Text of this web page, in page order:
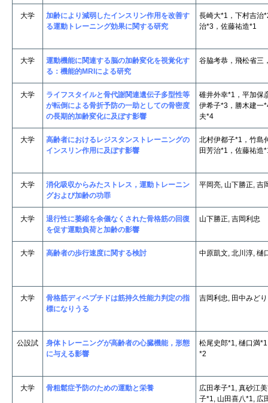
大学
加齢により減弱したインスリン作用を改善す
る運動トレーニング効果に関する研究
長崎大*1，下村吉治
治*3，佐藤祐造*1
大学
運動機能に関連する脳の加齢変化を視覚化す
る：機能的MRIによる研究
谷脇考恭，飛松省三
大学
ライフスタイルと骨代謝関連遺伝子多型性等
が転倒による骨折予防の一助としての骨密度
の長期的加齢変化に及ぼす影響
碓井外幸*1，平加保
伊希子*3，勝木建一
夫*4
大学
高齢者におけるレジスタンストレーニングの
インスリン作用に及ぼす影響
北村伊都子*1，竹島
田芳治*1，佐藤祐造
大学
消化吸収からみたストレス，運動トレーニン
グおよび加齢の功罪
平岡亮, 山下勝正, 吉
大学
退行性に萎縮を余儀なくされた骨格筋の回復
を促す運動負荷と加齢の影響
山下勝正, 吉岡利忠
大学 高齢者の歩行速度に関する検討 中原凱文, 北川淳, 樋
大学
骨格筋ディペプチドは筋持久性能力判定の指
標になりうる
吉岡利忠, 田中みど
公設試
身体トレーニングが高齢者の心臓機能，形態
に与える影響
松尾史郎*1, 樋口満
*2
大学 骨粗鬆症予防のための運動と栄養
広田孝子*1, 真砂江
子*1, 山田喜八*1, 広